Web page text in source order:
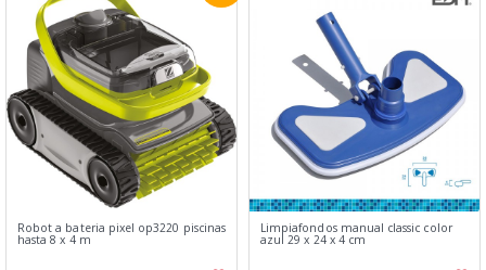
Robot a bateria pixel op3220 piscinas
hasta 8 x 4 m
Limpiafondos manual classic color
azul 29 x 24 x 4 cm